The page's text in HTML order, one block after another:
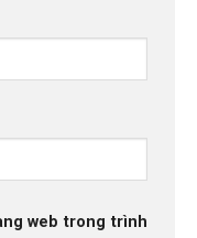
web trong trình